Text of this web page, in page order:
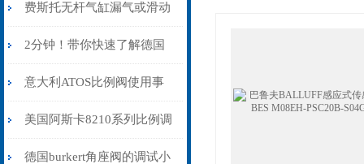
费斯托无杆气缸漏气或滑动
不畅？故障诊断速查指南
2分钟！带你快速了解德国
力士乐柱塞泵
意大利ATOS比例阀使用事
项
美国阿斯卡8210系列比例调
节阀南京
德国burkert角座阀的调试小